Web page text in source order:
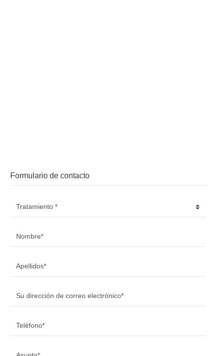
Formulario de contacto
Tratamiento *
Nombre*
Apellidos*
Su dirección de correo electrónico*
Teléfono*